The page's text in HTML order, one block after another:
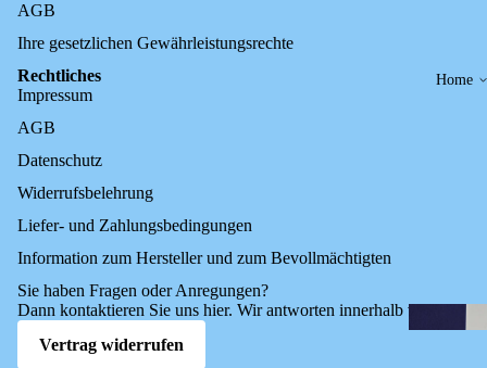
Home
AGB
Ihre gesetzlichen Gewährleistungsrechte
Rechtliches
Impressum
AGB
Datenschutz
Widerrufsbelehrung
Liefer- und Zahlungsbedingungen
Information zum Hersteller und zum Bevollmächtigten
Sie haben Fragen oder Anregungen?
Dann kontaktieren Sie uns hier. Wir antworten innerhalb von 24h.
Vertrag widerrufen